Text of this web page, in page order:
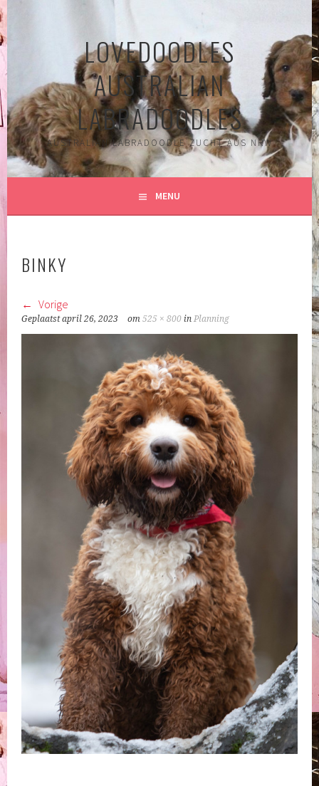
inhoud
LOVEDOODLES
AUSTRALIAN
LABRADOODLES
AUSTRALIAN LABRADOODLE ZUCHT AUS NRW
MENU
BINKY
Vorige
Geplaatstapril 26, 2023 om525 × 800 inPlanning